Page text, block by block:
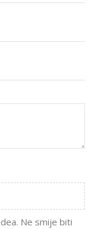
Ne smije biti